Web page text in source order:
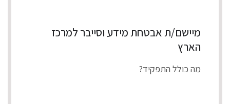
מיישם/ת אבטחת מידע וסייבר למרכז
הארץ
מה כולל התפקיד?